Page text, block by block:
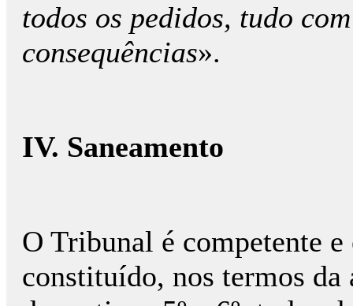
todos os pedidos, tudo
consequências».
IV. Saneamento
O Tribunal é competente
constituído, nos termos da